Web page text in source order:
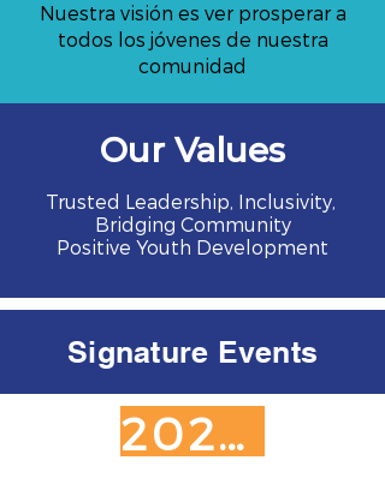
Nuestra visión es ver prosperar a
todos los jóvenes de nuestra
comunidad
Our Values
Trusted Leadership, Inclusivity,
Bridging Community
Positive Youth Development
Signature Events
2026 SPONSORSHIP OPPORTUNITIES